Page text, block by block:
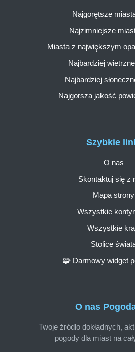
O nas
Twoje źródło dokładnych,
pogody dla miast na
Szybkie
O nas
Skontaktuj się z
Mapa strony
Wszystkie
Wszystkie
Stolice
🧩 Darmowy widget
Najgorętsze
Najzimniejsze
Miasta z największym
Najbardziej
Najbardziej
Najgorsza jakość